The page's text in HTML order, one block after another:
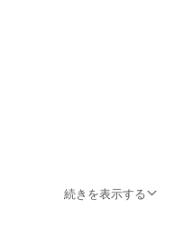
続きを表示する